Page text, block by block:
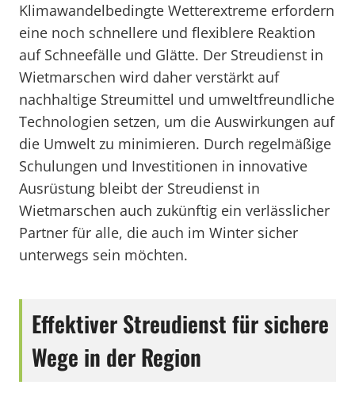
Klimawandelbedingte Wetterextreme erfordern
eine noch schnellere und flexiblere Reaktion
auf Schneefälle und Glätte. Der Streudienst in
Wietmarschen wird daher verstärkt auf
nachhaltige Streumittel und umweltfreundliche
Technologien setzen, um die Auswirkungen auf
die Umwelt zu minimieren. Durch regelmäßige
Schulungen und Investitionen in innovative
Ausrüstung bleibt der Streudienst in
Wietmarschen auch zukünftig ein verlässlicher
Partner für alle, die auch im Winter sicher
unterwegs sein möchten.
Effektiver Streudienst für sichere
Wege in der Region